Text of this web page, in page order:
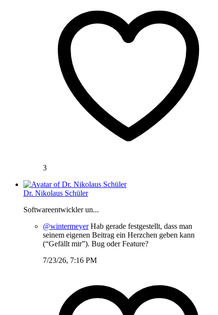
3
Dr. Nikolaus Schüler
Softwareentwickler un...
@wintermeyerHab gerade festgestellt, dass man
seinem eigenen Beitrag ein Herzchen geben kann
(“Gefällt mir”). Bug oder Feature?
7/23/26, 7:16 PM